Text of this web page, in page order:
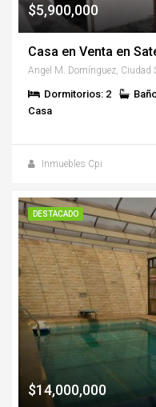
$5,900,000
Casa en Venta en
Dormitorios: 2
Casa
Inmuebles Cpi
DESTACADO
$14,000,000